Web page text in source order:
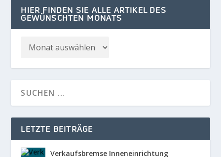
HIER FINDEN SIE ALLE ARTIKEL DES
GEWÜNSCHTEN MONATS
LETZTE BEITRÄGE
Verkaufsbremse Inneneinrichtung